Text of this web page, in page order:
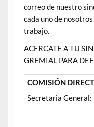
correo de nuestro
cada uno de
trabajo.
ACERCATE A TU
GREMIAL PARA
COMISIÓN
Secretaria General: